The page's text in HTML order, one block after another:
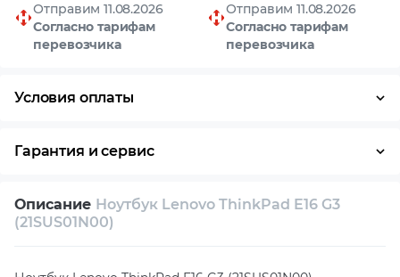
Отправим 11.08.2026
Согласно тарифам
перевозчика
Отправим 11.08.2026
Согласно тарифам
перевозчика
Условия оплаты
Гарантия и сервис
Возврат и обмен в течение 14 дней
Описание Ноутбук Lenovo ThinkPad E16 G3
(21SUS01N00)